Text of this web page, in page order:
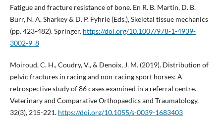
Fatigue and fracture resistance of bone. En R. B. Martin, D. B.
Burr, N. A. Sharkey & D. P. Fyhrie (Eds.), Skeletal tissue mechanics
(pp. 423-482). Springer. https://doi.org/10.1007/978-1-4939-
3002-9_8
Moiroud, C. H., Coudry, V., & Denoix, J. M. (2019). Distribution of
pelvic fractures in racing and non-racing sport horses: A
retrospective study of 86 cases examined in a referral centre.
Veterinary and Comparative Orthopaedics and Traumatology,
32(3), 215-221. https://doi.org/10.1055/s-0039-1683403